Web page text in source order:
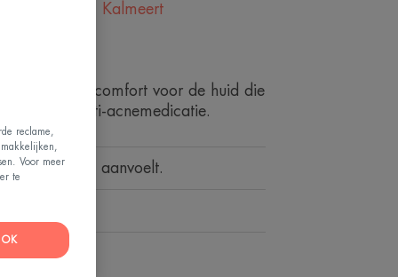
- Verzacht - Kalmeert
het huidcomfort voor de huid die
is door anti-acnemedicatie.
geïrriteerd aanvoelt.
reclame,
Voor meer
te
OK